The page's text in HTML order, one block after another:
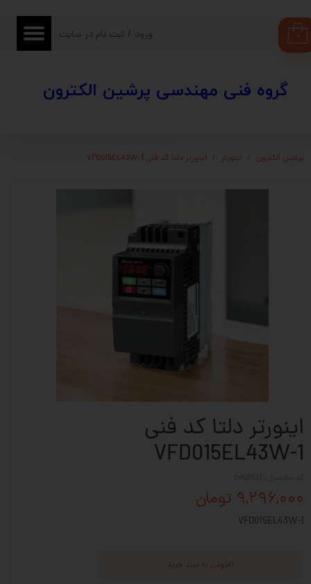
​​گروه فنی مهندسی پرشین الکترون
۰ ورود / ثبت نام در سایت
حساب کاربری من
سفارشات
پرشین الکترون اینورتر اینورتر دلتا کد فنی VFD015EL43W-1
اینورتر دلتا کد فنی
VFD015EL43W-1
۹,۲۹۶,۰۰۰ تومان
VFD015EL43W-1
افزودن به سبد خرید